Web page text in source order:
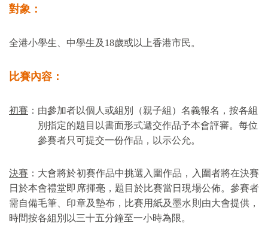
對象：
全港小學生、中學生及 18歲或以上香港市民。
比賽內容：
初賽 ：由參加者以個人或組別（親子組）名義報名，按各組
別指定的題目以書面形式遞交作品予本會評審。每位
參賽者只可提交一份作品，以示公允。
決賽 ：大會將於初賽作品中挑選入圍作品，入圍者將在決賽
日於本會禮堂即席揮毫，題 目於比賽當日現場公佈。參賽者
需自備毛筆、印章及墊布，比賽用紙及墨水則由大會提供，
時間按各組別以三十五分鐘至一小時為限。